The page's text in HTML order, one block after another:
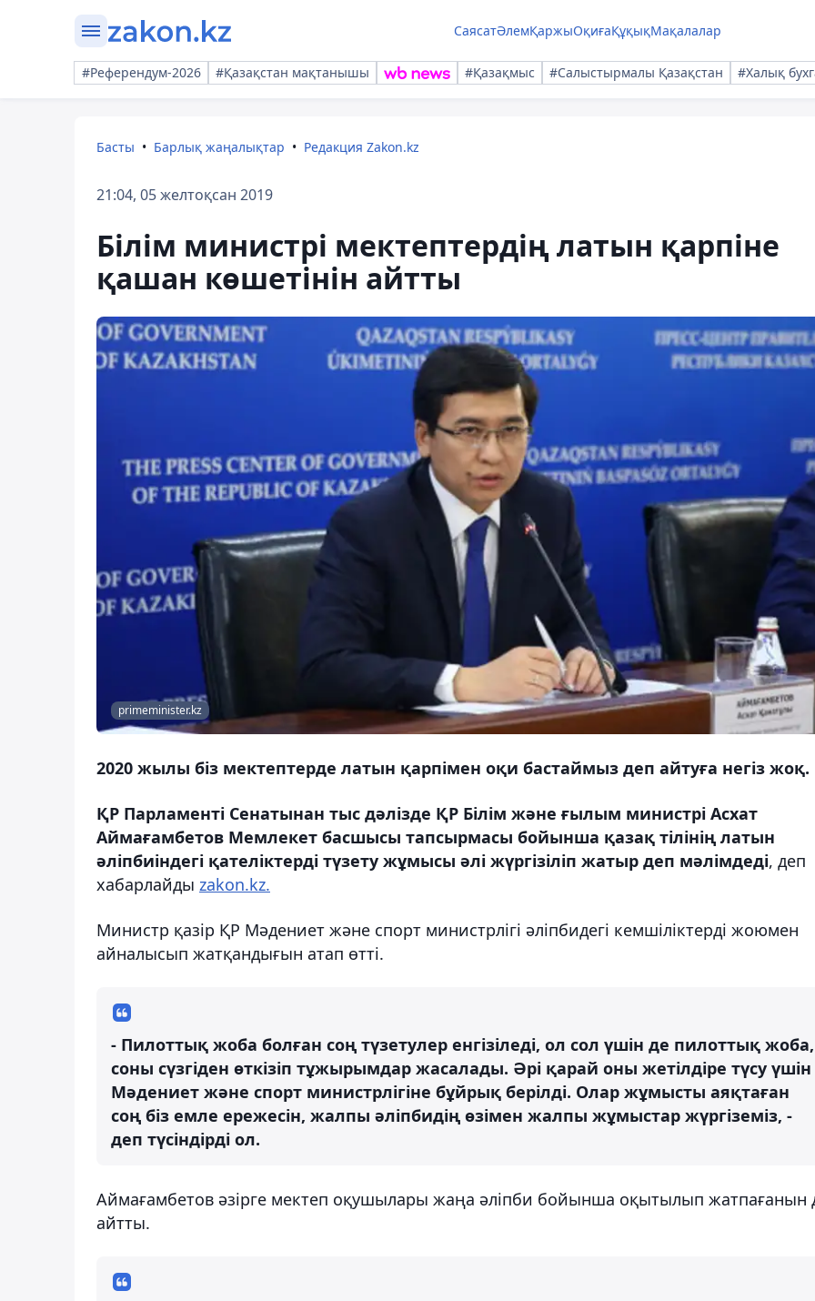
СаясатӘлемҚаржыОқиғаҚұқықМақалалар
#Референдум-2026 #Қазақстан мақтанышы #Қазақмыс #Салыстырмалы Қазақстан #Халық
Басты Барлық жаңалықтар Редакция Zakon.kz
21:04, 05 желтоқсан 2019
Білім министрі мектептердің латын қарпіне
қашан көшетінін айтты
primeminister.kz
2020 жылы біз мектептерде латын қарпімен оқи бастаймыз деп айтуға негіз жоқ.
ҚР Парламенті Сенатынан тыс дәлізде ҚР Білім және ғылым министрі Асхат
Аймағамбетов Мемлекет басшысы тапсырмасы бойынша қазақ тілінің латын
әліпбиіндегі қателіктерді түзету жұмысы әлі жүргізіліп жатыр деп мәлімдеді, деп
хабарлайды zakon.kz.
Министр қазір ҚР Мәдениет және спорт министрлігі әліпбидегі кемшіліктерді жоюмен
айналысып жатқандығын атап өтті.
- Пилоттық жоба болған соң түзетулер енгізіледі, ол сол үшін де пилоттық жоба,
соны сүзгіден өткізіп тұжырымдар жасалады. Әрі қарай оны жетілдіре түсу үшін
Мәдениет және спорт министрлігіне бұйрық берілді. Олар жұмысты аяқтаған
соң біз емле ережесін, жалпы әліпбидің өзімен жалпы жұмыстар жүргіземіз, -
деп түсіндірді ол.
Аймағамбетов әзірге мектеп оқушылары жаңа әліпби бойынша оқытылып жатпағанын
айтты.